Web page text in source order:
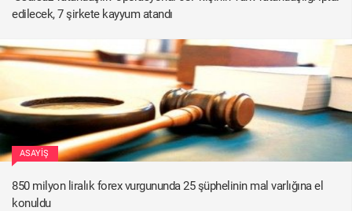
edilecek, 7 şirkete kayyum atandı
ASAYIŞ
850 milyon liralık forex vurgununda 25 şüphelinin mal varlığına el
konuldu